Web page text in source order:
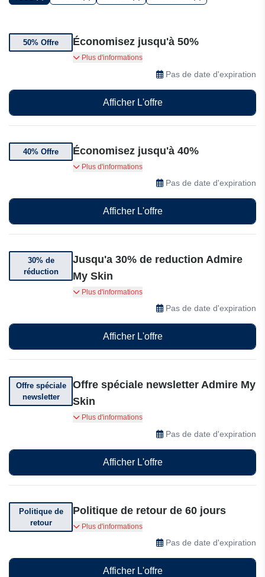
50% Offre Économisez jusqu'à 50%
Bénéficiez jusqu'à 50% de réduction sur Admire
Plus d'informations
Pas de date d'expiration
Afficher L'offre
40% Offre Économisez jusqu'à 40%
Jusqu’à 40% de réduction chez Admire My Skin
Plus d'informations
Pas de date d'expiration
Afficher L'offre
30% de
réduction
Jusqu'a 30% de reduction Admire
My Skin
Bénéficiez jusqu'à 30% de réduction sur les
Plus d'informations
Pas de date d'expiration
Afficher L'offre
Offre spéciale
newsletter
Offre spéciale newsletter Admire My
Skin
Inscrivez-vous pour recevoir des offres
Plus d'informations
Pas de date d'expiration
Afficher L'offre
Politique de
retour
Politique de retour de 60 jours
Vous pouvez retourner votre commande chez
Admire My Skin dans les 60 jours.
Plus d'informations
Pas de date d'expiration
Afficher L'offre